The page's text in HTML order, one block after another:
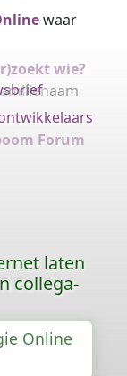
waar
wie?
Forum
laten
collega-
Online